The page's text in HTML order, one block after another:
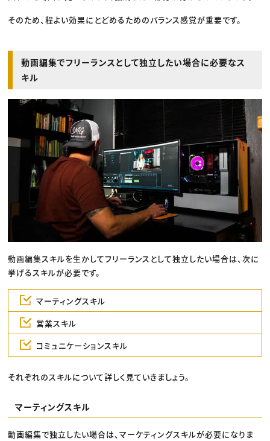
そのため、程よい効果にとどめるためのバランス感覚が重要です。
動画編集でフリーランスとして独立したい場合に必要なス
キル
動画編集スキルを生かしてフリーランスとして独立したい場合は、次に
挙げるスキルが必要です。
マーティングスキル
営業スキル
コミュニケーションスキル
それぞれのスキルについて詳しく見ていきましょう。
マーティングスキル
動画編集で独立したい場合は、マーケティングスキルが必要になりま